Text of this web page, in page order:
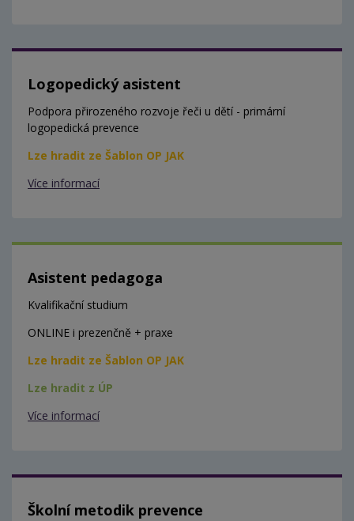
Logopedický asistent
Podpora přirozeného rozvoje řeči u dětí - primární
logopedická prevence
Lze hradit ze Šablon OP JAK
Více informací
Asistent pedagoga
Kvalifikační studium
ONLINE i prezenčně + praxe
Lze hradit ze Šablon OP JAK
Lze hradit z ÚP
Více informací
Školní metodik prevence